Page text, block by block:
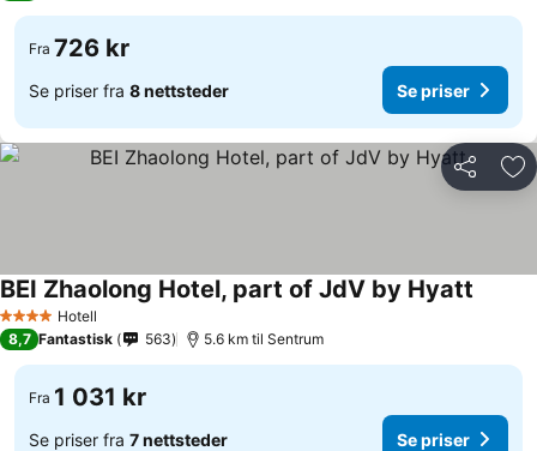
Fra 726 kr
Se priser fra 8 nettsteder Se priser
Del
4 StjernerHotell
BEI Zhaolong Hotel, part of JdV by Hyatt
8,7 Fantastisk 563 5.6 km til Sentrum
Fra 1 031 kr
Se priser fra 7 nettsteder Se priser